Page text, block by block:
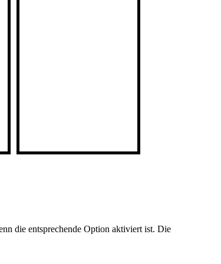
die entsprechende Option aktiviert ist. Die